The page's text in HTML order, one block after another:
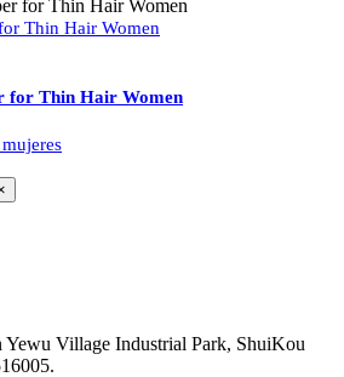
Thin Hair Women
for Thin Hair Women
Village Industrial Park, ShuiKou